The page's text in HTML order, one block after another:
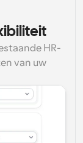
HR-
van uw